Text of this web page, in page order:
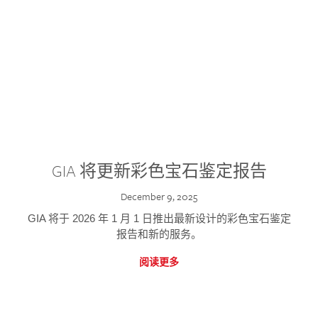
GIA 将更新彩色宝石鉴定报告
December 9, 2025
GIA 将于 2026 年 1 月 1 日推出最新设计的彩色宝石鉴定
报告和新的服务。
阅读更多